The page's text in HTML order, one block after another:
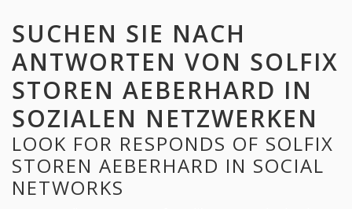
SUCHEN SIE NACH
ANTWORTEN VON SOLFIX
STOREN AEBERHARD IN
SOZIALEN NETZWERKEN
LOOK FOR RESPONDS OF SOLFIX
STOREN AEBERHARD IN SOCIAL
NETWORKS